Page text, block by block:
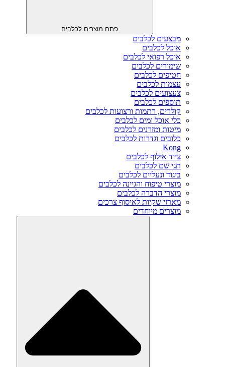
פתח מוצרים לכלבים
מבצעים לכלבים
אוכל לכלבים
אוכל רפואי לכלבים
שימורים לכלבים
חטיפים לכלבים
עצמות לכלבים
צעצועים לכלבים
תוספים לכלבים
קולרים, רתמות ורצועות לכלבים
כלי אוכל ומים לכלבים
מיטות ומזרנים לכלבים
כלובים וגדרות לכלבים
Kong
ציוד אילוף לכלבים
תגי שם לכלבים
ביגוד ונעליים לכלבים
מוצרי טיפוח והגיינה לכלבים
מוצרי הדברה לכלבים
מארזי שקיות לאיסוף צרכים
מוצרים מיוחדים